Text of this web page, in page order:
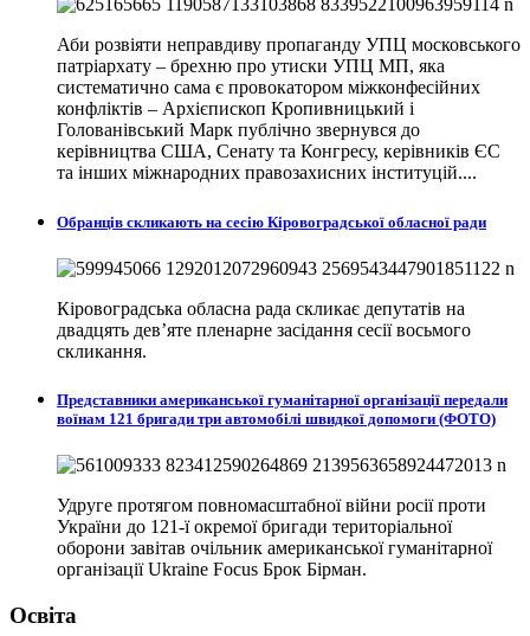
Аби розвіяти неправдиву пропаганду УПЦ московського
патріархату – брехню про утиски УПЦ МП, яка
систематично сама є провокатором міжконфесійних
конфліктів – Архієпископ Кропивницький і
Голованівський Марк публічно звернувся до
керівництва США, Сенату та Конгресу, керівників ЄС
та інших міжнародних правозахисних інституцій....
Обранців скликають на сесію Кіровоградської обласної ради
Кіровоградська обласна рада скликає депутатів на
двадцять дев’яте пленарне засідання сесії восьмого
скликання.
Представники американської гуманітарної організації передали
воїнам 121 бригади три автомобілі швидкої допомоги (ФОТО)
Удруге протягом повномасштабної війни росії проти
України до 121-ї окремої бригади територіальної
оборони завітав очільник американської гуманітарної
організації Ukraine Focus Брок Бірман.
Освіта